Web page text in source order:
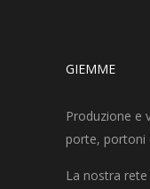
GIEMME
Produzione e
porte, portoni
La nostra